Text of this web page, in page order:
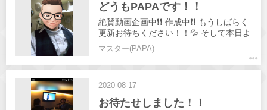
どうもPAPAです！！
絶賛動画企画中❗️❗️ 作成中❗️❗️ もうしばらく
更新お待ちください！！💦 そして本日よ
り新人入店✨✨ ゆきちゃん👍️ 写真は勿論
PAPAです(笑) 新人を見に来てね♥️
マスター(PAPA)
2020-08-17
お待たせしました！！